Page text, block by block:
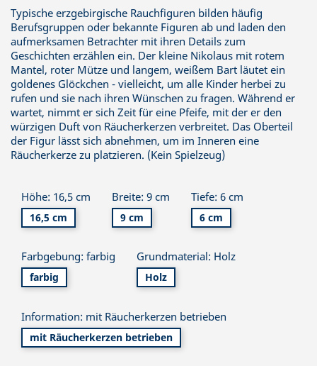
Typische erzgebirgische Rauchfiguren bilden häufig
Berufsgruppen oder bekannte Figuren ab und laden den
aufmerksamen Betrachter mit ihren Details zum
Geschichten erzählen ein. Der kleine Nikolaus mit rotem
Mantel, roter Mütze und langem, weißem Bart läutet ein
goldenes Glöckchen - vielleicht, um alle Kinder herbei zu
rufen und sie nach ihren Wünschen zu fragen. Während er
wartet, nimmt er sich Zeit für eine Pfeife, mit der er den
würzigen Duft von Räucherkerzen verbreitet. Das Oberteil
der Figur lässt sich abnehmen, um im Inneren eine
Räucherkerze zu platzieren. (Kein Spielzeug)
Höhe: 16,5 cm
16,5 cm
Breite: 9 cm
9 cm
Tiefe: 6 cm
6 cm
Farbgebung: farbig
farbig
Grundmaterial: Holz
Holz
Information: mit Räucherkerzen betrieben
mit Räucherkerzen betrieben